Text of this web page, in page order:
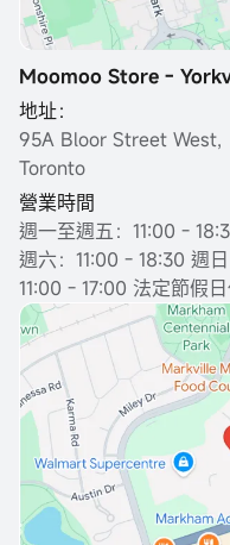
Moomoo Store -
地址：
95A Bloor Street West,
Toronto
營業時間
週一至週五：11:00 -
週六：11:00 - 18:30 週日
11:00 - 17:00 法定節假